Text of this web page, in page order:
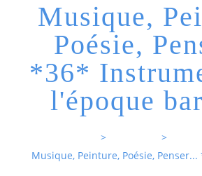
Musique,
Poésie,
*36*
l'époque
>
>
Musique, Peinture, Poésie,